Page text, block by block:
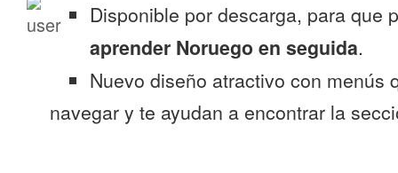
Disponible por descarga, para que
aprender Noruego en seguida.
Nuevo diseño atractivo con menús
navegar y te ayudan a encontrar la